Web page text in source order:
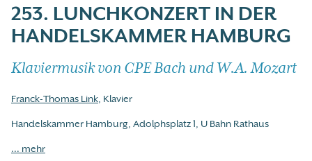
253. LUNCHKONZERT IN DER
HANDELSKAMMER HAMBURG
Klaviermusik von CPE Bach und W.A. Mozart
Franck-Thomas Link, Klavier
Handelskammer Hamburg, Adolphsplatz 1, U Bahn Rathaus
... mehr